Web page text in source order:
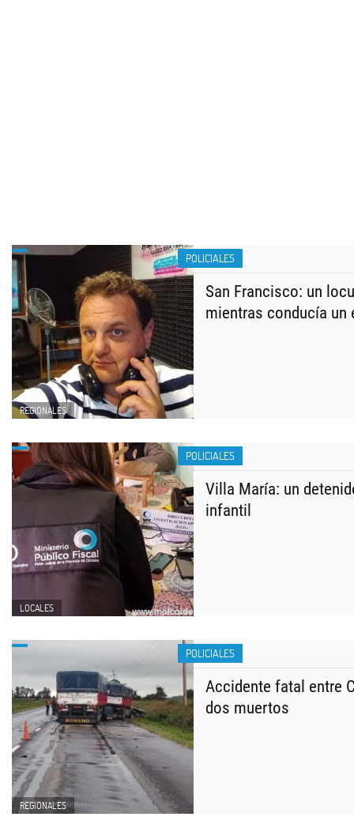
POLICIALES
REGIONALES
San Francisco: un
mientras conducía un
POLICIALES
LOCALES
Villa María: un
infantil
POLICIALES
REGIONALES
Accidente fatal entre
dos muertos